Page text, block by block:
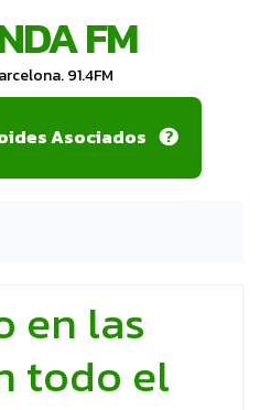
FM
91.4FM
Asociados
en las
todo el